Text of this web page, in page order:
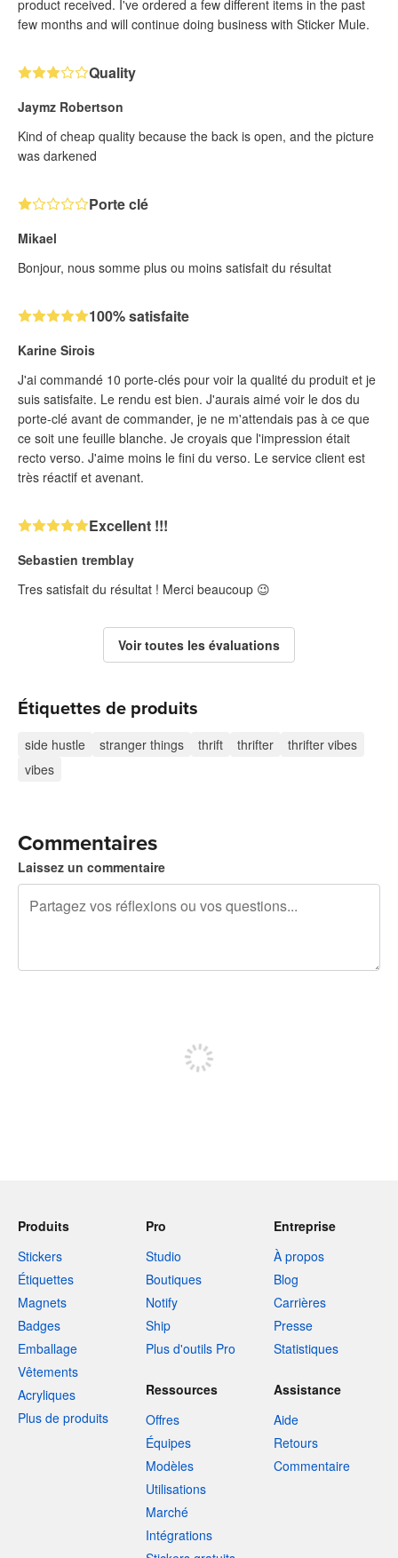
product received. I've ordered a few different items in the past
few months and will continue doing business with Sticker Mule.
Quality
Jaymz Robertson
Kind of cheap quality because the back is open, and the picture
was darkened
Porte clé
Mikael
Bonjour, nous somme plus ou moins satisfait du résultat
100% satisfaite
Karine Sirois
J'ai commandé 10 porte-clés pour voir la qualité du produit et je
suis satisfaite. Le rendu est bien. J'aurais aimé voir le dos du
porte-clé avant de commander, je ne m'attendais pas à ce que
ce soit une feuille blanche. Je croyais que l'impression était
recto verso. J'aime moins le fini du verso. Le service client est
très réactif et avenant.
Excellent !!!
Sebastien tremblay
Tres satisfait du résultat ! Merci beaucoup 😉
Voir toutes les évaluations
Étiquettes de produits
side hustle stranger things thrift thrifter
thrifter vibes
vibes
Commentaires
Laissez un commentaire
Produits
Stickers
Étiquettes
Magnets
Badges
Emballage
Vêtements
Acryliques
Plus de produits
Pro
Studio
Boutiques
Notify
Ship
Plus d'outils Pro
Entreprise
À propos
Blog
Carrières
Presse
Statistiques
Ressources
Offres
Équipes
Modèles
Utilisations
Marché
Intégrations
Assistance
Aide
Retours
Commentaire